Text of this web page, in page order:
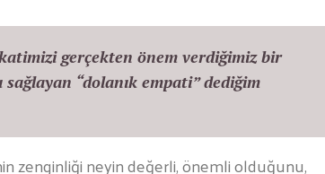
gerçekten önem verdiğimiz bir
“dolanık empati” dediğim
zenginliği neyin değerli, önemli olduğunu,